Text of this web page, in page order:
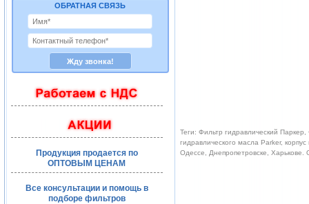
ОБРАТНАЯ СВЯЗЬ
Продукция продается по
ОПТОВЫМ ЦЕНАМ
Все консультации и помощь в
подборе фильтров
Теги: Фильтр гидравлический
гидравлического масла Parker,
Одессе, Днепропетровске,